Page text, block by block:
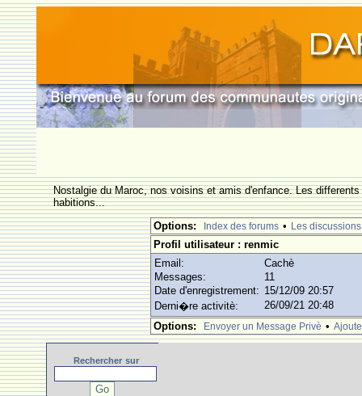
Nostalgie du Maroc, nos voisins et amis d'enfance. Les
habitions...
Options:
Index des forums • Les discussions
Profil utilisateur : renmic
Email:
Cachè
Messages:
11
Date d'enregistrement: 15/12/09 20:57
Derni�re activitè:
26/09/21 20:48
Options:
Envoyer un Message Privè •
Rechercher sur